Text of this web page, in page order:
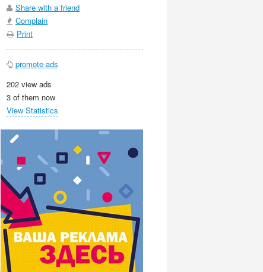
Share with a friend
Complain
Print
promote ads
202 view ads
3 of them now
View Statistics